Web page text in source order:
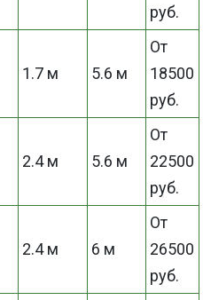
руб.
1.7 м 5.6 м
От
18500
руб.
2.4 м 5.6 м
От
22500
руб.
2.4 м 6 м
От
26500
руб.